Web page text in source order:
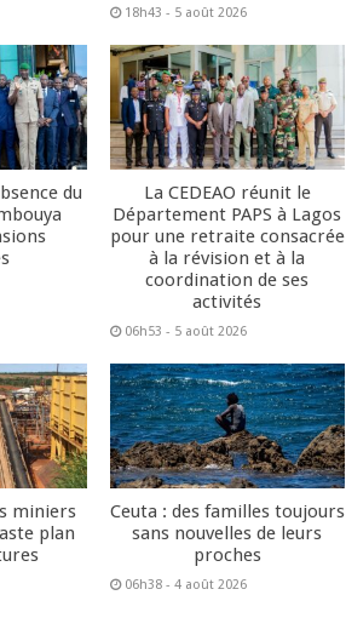
18h43 - 5 août 2026
du
La CEDEAO réunit le
Département PAPS à Lagos
pour une retraite consacrée
à la révision et à la
coordination de ses
activités
06h53 - 5 août 2026
miniers
plan
Ceuta : des familles toujours
sans nouvelles de leurs
proches
06h38 - 4 août 2026